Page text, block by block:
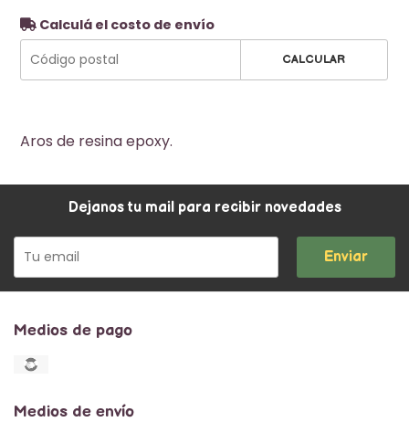
Calculá el costo de envío
CALCULAR
Aros de resina epoxy.
Dejanos tu mail para recibir novedades
Enviar
Medios de pago
Medios de envío